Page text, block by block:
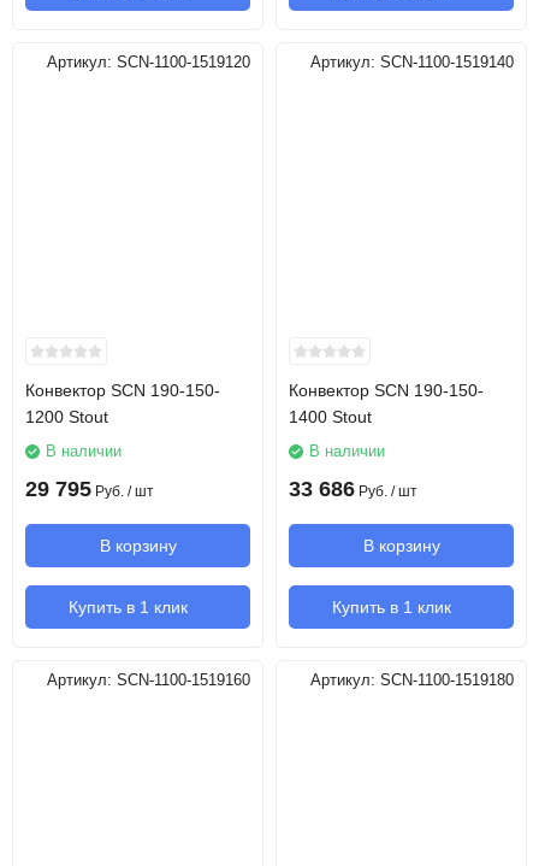
Артикул: SCN-1100-1519120
Конвектор SCN 190-150-
1200 Stout
В наличии
29 795 Руб. / шт
В корзину
Купить в 1 клик
Артикул: SCN-1100-1519140
Конвектор SCN 190-150-
1400 Stout
В наличии
33 686 Руб. / шт
В корзину
Купить в 1 клик
Артикул: SCN-1100-1519160 Артикул: SCN-1100-1519180